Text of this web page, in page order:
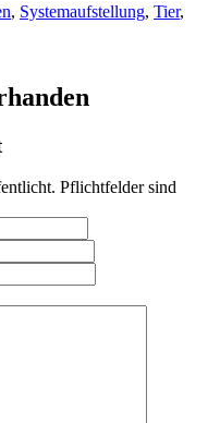
, Systemaufstellung, Tier,
Pflichtfelder sind